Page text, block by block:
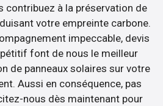
contribuez à la préservation de
votre empreinte carbone.
impeccable, devis
font de nous le meilleur
de panneaux solaires sur votre
Aussi en conséquence, pas
nous dès maintenant pour